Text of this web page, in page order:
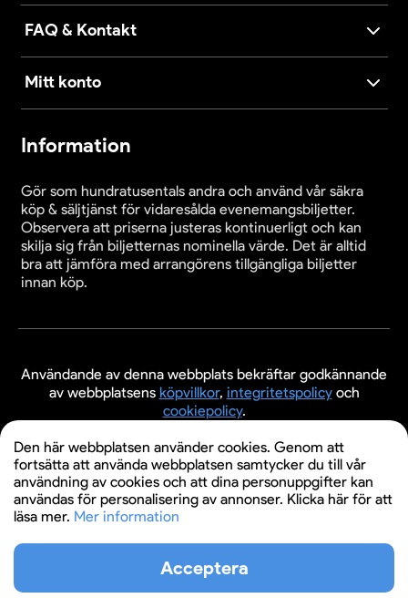
FAQ & Kontakt
Mitt konto
Information
Gör som hundratusentals andra och använd vår säkra
köp & säljtjänst för vidaresålda evenemangsbiljetter.
Observera att priserna justeras kontinuerligt och kan
skilja sig från biljetternas nominella värde. Det är alltid
bra att jämföra med arrangörens tillgängliga biljetter
innan köp.
Användande av denna webbplats bekräftar godkännande
av webbplatsens köpvillkor, integritetspolicyoch
cookiepolicy.
© 2026 Evenemangsbiljetter.se
Den här webbplatsen använder cookies. Genom att
fortsätta att använda webbplatsen samtycker du till vår
användning av cookies och att dina personuppgifter kan
användas för personalisering av annonser. Klicka här för att
läsa mer. Mer information
Acceptera